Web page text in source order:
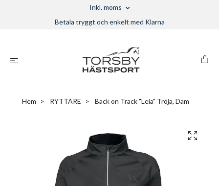
Inkl. moms
Betala tryggt och enkelt med Klarna
Hem RYTTARE Back on Track "Leia" Tröja, Dam